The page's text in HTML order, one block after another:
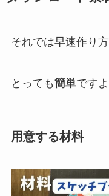
それでは早速作り
とっても簡単ですよ
用意する材料